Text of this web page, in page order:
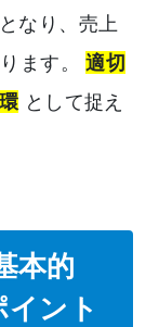
なり、売上
ます。適切
として捉え
本的
ント